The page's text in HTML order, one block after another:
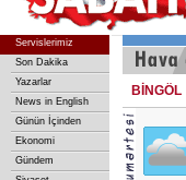
Servislerimiz
Son Dakika
Yazarlar
News in English
Günün İçinden
Ekonomi
Gündem
BİNGÖL